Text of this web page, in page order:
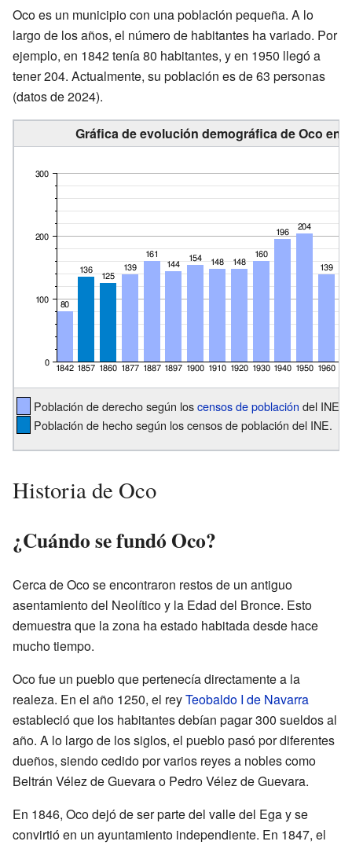
Oco es un municipio con una población pequeña. A lo
largo de los años, el número de habitantes ha variado. Por
ejemplo, en 1842 tenía 80 habitantes, y en 1950 llegó a
tener 204. Actualmente, su población es de 63 personas
(datos de 2024).
Gráfica de evolución demográfica de Oco
Población de derecho según loscensos de población del INE.
Población de hecho según los censos de población del INE.
Historia de Oco
¿Cuándo se fundó Oco?
Cerca de Oco se encontraron restos de un antiguo
asentamiento del Neolítico y la Edad del Bronce. Esto
demuestra que la zona ha estado habitada desde hace
mucho tiempo.
Oco fue un pueblo que pertenecía directamente a la
realeza. En el año 1250, el reyTeobaldo I de Navarra
estableció que los habitantes debían pagar 300 sueldos al
año. A lo largo de los siglos, el pueblo pasó por diferentes
dueños, siendo cedido por varios reyes a nobles como
Beltrán Vélez de Guevara o Pedro Vélez de Guevara.
En 1846, Oco dejó de ser parte del valle del Ega y se
convirtió en un ayuntamiento independiente. En 1847, el